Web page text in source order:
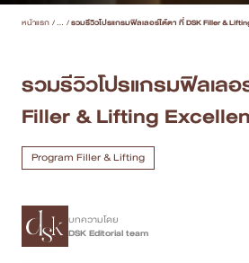
Program Filler & Lifting
Program Acne Scar
Program Skin Quality
Program Body Confidence
แพทย์ของเรา
เคสรีวิว
หน้าแรก /... /รวมรีวิวโปรแกรมฟิลเลอร์ใต้ตา ที่ DSK Filler &
รวมรีวิวโปรแกรมฟิลเลอ
Filler & Lifting
Program Filler & Lifting
บทความโดย
DSK Editorial team